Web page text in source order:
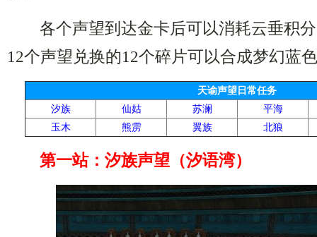
各个声望到达金卡后可以消耗云垂积分
12个声望兑换的12个碎片可以合成梦幻蓝
天谕声望日常任务
汐族
仙姑 苏澜
平海
玉木
熊雳 翼族 北狼
第一站：汐族声望（汐语湾）